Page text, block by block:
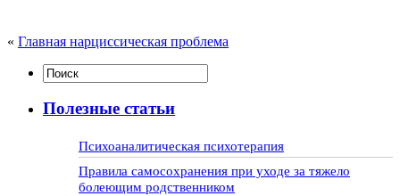
« Главная нарциссическая проблема
Полезные статьи
Психоаналитическая психотерапия
Правила самосохранения при уходе за тяжело
болеющим родственником